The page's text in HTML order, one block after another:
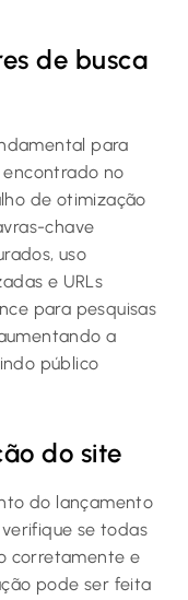
de busca
para
no
de otimização
chave
uso
e URLs
para pesquisas
a
público
do site
do lançamento
se todas
corretamente e
pode ser feita